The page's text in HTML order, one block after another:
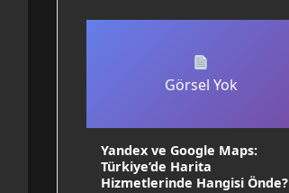
Görsel Yok
Yandex ve Google Maps:
Türkiye’de Harita
Hizmetlerinde Hangisi Önde?